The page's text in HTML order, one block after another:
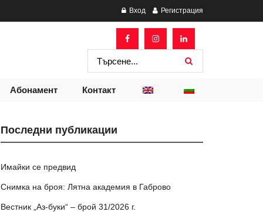
Вход Регистрация
Абонамент Контакт
Последни публикации
Имайки се предвид
Снимка на броя: Лятна академия в Габрово
Вестник „Аз-буки“ – брой 31/2026 г.